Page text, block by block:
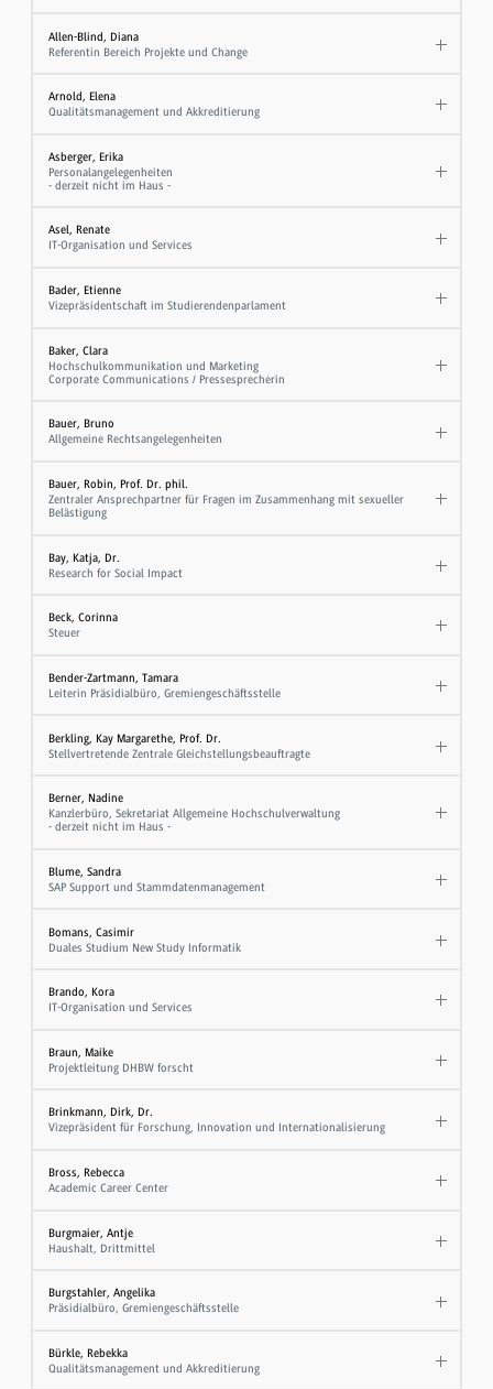
Allen-Blind, Diana
Referentin Bereich Projekte und Change
Arnold, Elena
Qualitätsmanagement und Akkreditierung
Asberger, Erika
Personalangelegenheiten
- derzeit nicht im Haus -
Asel, Renate
IT-Organisation und Services
Bader, Etienne
Vizepräsidentschaft im Studierendenparlament
Baker, Clara
Hochschulkommunikation und Marketing
Corporate Communications / Pressesprecherin
Bauer, Bruno
Allgemeine Rechtsangelegenheiten
Bauer, Robin, Prof. Dr. phil.
Zentraler Ansprechpartner für Fragen im Zusammenhang mit sexueller
Belästigung
Bay, Katja, Dr.
Research for Social Impact
Beck, Corinna
Steuer
Bender-Zartmann, Tamara
Leiterin Präsidialbüro, Gremiengeschäftsstelle
Berkling, Kay Margarethe, Prof. Dr.
Stellvertretende Zentrale Gleichstellungsbeauftragte
Berner, Nadine
Kanzlerbüro, Sekretariat Allgemeine Hochschulverwaltung
- derzeit nicht im Haus -
Blume, Sandra
SAP Support und Stammdatenmanagement
Bomans, Casimir
Duales Studium New Study Informatik
Brando, Kora
IT-Organisation und Services
Braun, Maike
Projektleitung DHBW forscht
Brinkmann, Dirk, Dr.
Vizepräsident für Forschung, Innovation und Internationalisierung
Bross, Rebecca
Academic Career Center
Burgmaier, Antje
Haushalt, Drittmittel
Burgstahler, Angelika
Präsidialbüro, Gremiengeschäftsstelle
Bürkle, Rebekka
Qualitätsmanagement und Akkreditierung